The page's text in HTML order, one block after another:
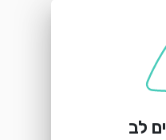
מסעדה
לב